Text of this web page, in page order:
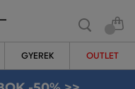
GYEREK OUTLET